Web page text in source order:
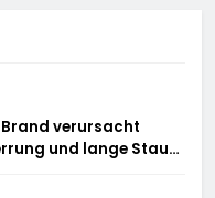
Brand verursacht
und lange Staus